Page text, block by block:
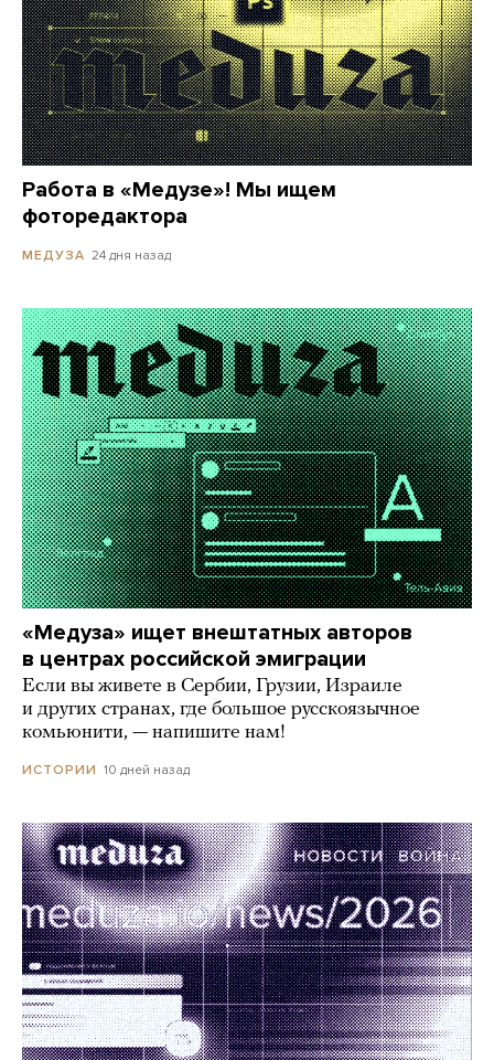
Работа в «Медузе»! Мы ищем
фоторедактора
МЕДУЗА 24 дня назад
«Медуза» ищет внештатных авторов
в центрах российской эмиграции
Если вы живете в Сербии, Грузии, Израиле
и других странах, где большое русскоязычное
комьюнити, — напишите нам!
ИСТОРИИ 10 дней назад